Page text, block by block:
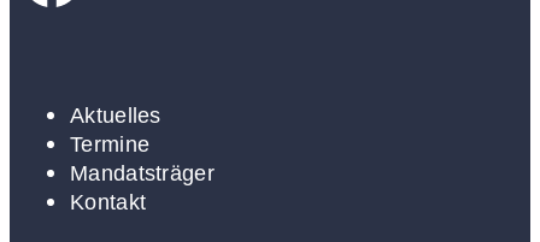
Aktuelles
Termine
Mandatsträger
Kontakt